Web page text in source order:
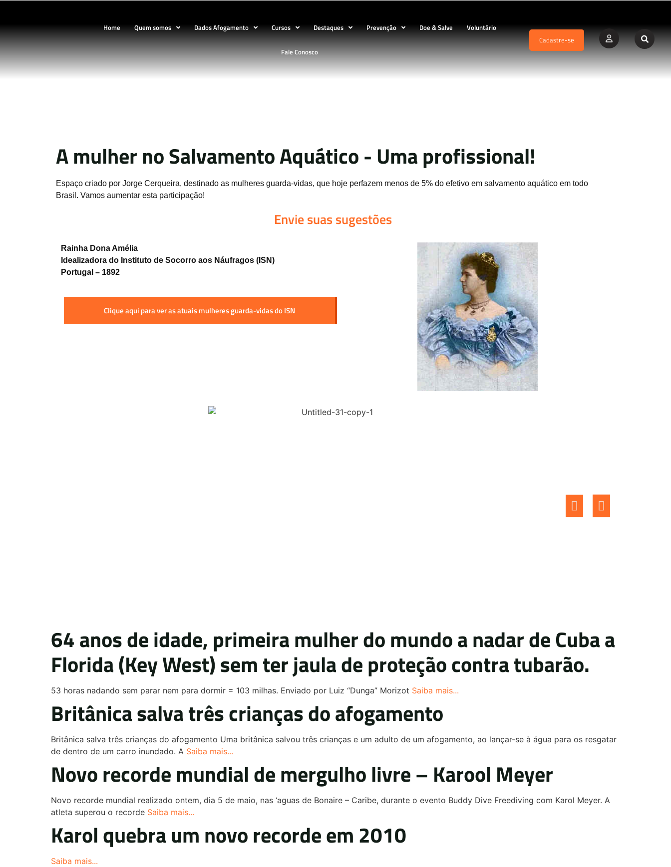
Home Quem somos Dados Afogamento Cursos Destaques Prevenção Doe & Salve Voluntário
Fale Conosco
Cadastre-se
GV-Mulher
A mulher no Salvamento Aquático - Uma profissional!
Espaço criado por Jorge Cerqueira, destinado as mulheres guarda-vidas, que hoje perfazem menos de 5% do efetivo em salvamento aquático em todo
Brasil. Vamos aumentar esta participação!
Envie suas sugestões
Rainha Dona Amélia
Idealizadora do Instituto de Socorro aos Náufragos (ISN)
Portugal – 1892
Clique aqui para ver as atuais mulheres guarda-vidas do ISN
64 anos de idade, primeira mulher do mundo a nadar de Cuba a
Florida (Key West) sem ter jaula de proteção contra tubarão.
53 horas nadando sem parar nem para dormir = 103 milhas. Enviado por Luiz “Dunga” Morizot Saiba mais...
Britânica salva três crianças do afogamento
Britânica salva três crianças do afogamento Uma britânica salvou três crianças e um adulto de um afogamento, ao lançar-se à água para os resgatar
de dentro de um carro inundado. A Saiba mais...
Novo recorde mundial de mergulho livre – Karool Meyer
Novo recorde mundial realizado ontem, dia 5 de maio, nas ‘aguas de Bonaire – Caribe, durante o evento Buddy Dive Freediving com Karol Meyer. A
atleta superou o recorde Saiba mais...
Karol quebra um novo recorde em 2010
Saiba mais...